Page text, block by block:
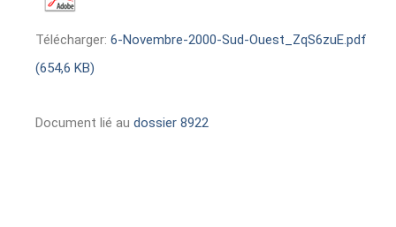
Télécharger: 6-Novembre-2000-Sud-Ouest_ZqS6zuE.pdf
(654,6 KB)
Document lié au dossier 8922